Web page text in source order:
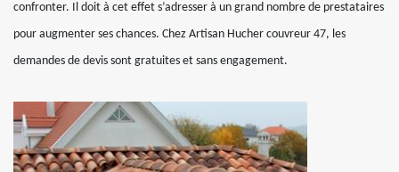
confronter. Il doit à cet effet s’adresser à un grand nombre de prestataires
pour augmenter ses chances. Chez Artisan Hucher couvreur 47, les
demandes de devis sont gratuites et sans engagement.